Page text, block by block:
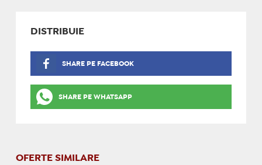
DISTRIBUIE
SHARE PE FACEBOOK
SHARE PE WHATSAPP
OFERTE SIMILARE